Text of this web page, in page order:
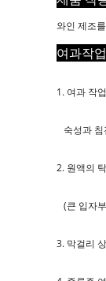
와인 제조
여과작
1. 여과 작
숙성과
2. 원액의
(큰 입자
3. 막걸리